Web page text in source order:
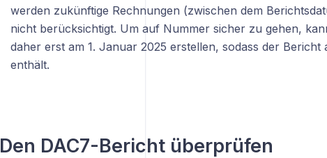
werden zukünftige Rechnungen (zwischen dem
nicht berücksichtigt. Um auf Nummer sicher zu gehen,
daher erst am 1. Januar 2025 erstellen, sodass der Bericht
enthält.
Den DAC7-Bericht überprüfen